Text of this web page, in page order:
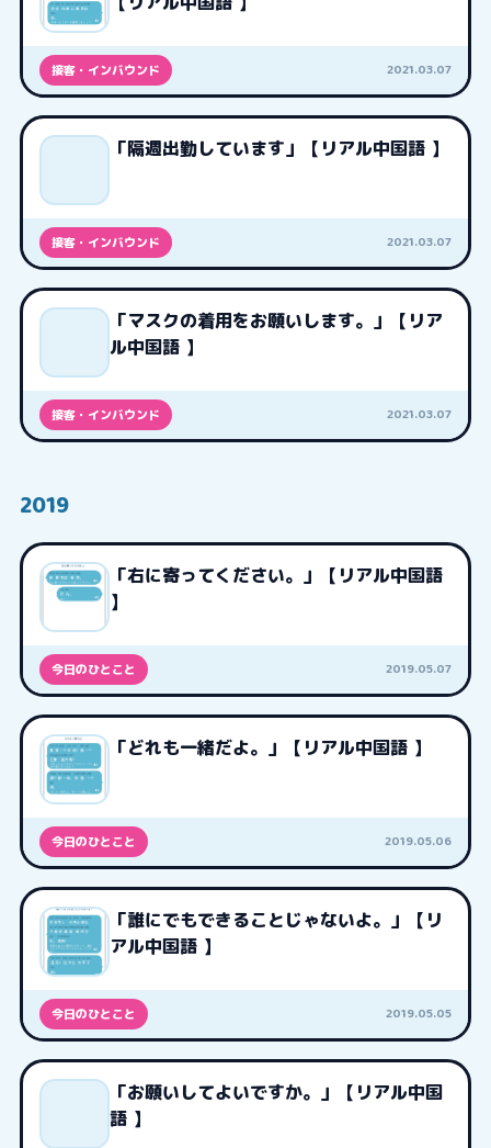
接客・インバウンド 2021.03.07
「隔週出勤しています」【リアル中国語 】
接客・インバウンド 2021.03.07
「マスクの着用をお願いします。」【リア
ル中国語 】
接客・インバウンド 2021.03.07
2019
「右に寄ってください。」【リアル中国語
】
今日のひとこと 2019.05.07
「どれも一緒だよ。」【リアル中国語 】
今日のひとこと 2019.05.06
「誰にでもできることじゃないよ。」【リ
アル中国語 】
今日のひとこと 2019.05.05
「お願いしてよいですか。」【リアル中国
語 】